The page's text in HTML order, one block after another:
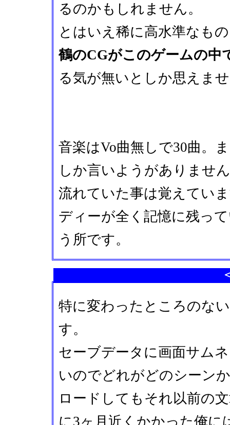
るのかもしれません。
とはいえ稀に高水準なも
鶴のCGがこのゲームの中
る気が無いとしか思えま
音楽はVo曲無しで30曲。
しか言いようがありませ
流れていた事は覚えてい
ディーが全く記憶に残っ
う所です。
特に変わったところのな
す。
セーブデータに画面サム
いのでどれがどのシーン
ロードしてもそれ以前の
に3ヶ月近くかかった俺に